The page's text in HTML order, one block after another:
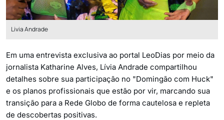
Livia Andrade
Em uma entrevista exclusiva ao portal LeoDias por meio da
jornalista Katharine Alves, Lívia Andrade compartilhou
detalhes sobre sua participação no "Domingão com Huck"
e os planos profissionais que estão por vir, marcando sua
transição para a Rede Globo de forma cautelosa e repleta
de descobertas positivas.